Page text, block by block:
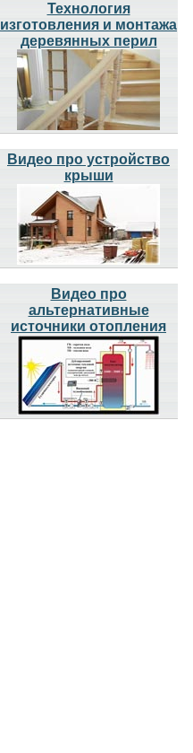
Технология
изготовления и монтажа
деревянных перил
Видео про устройство
крыши
Видео про
альтернативные
источники отопления